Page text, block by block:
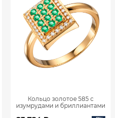
Кольцо золотое 585 с
изумрудами и бриллиантами